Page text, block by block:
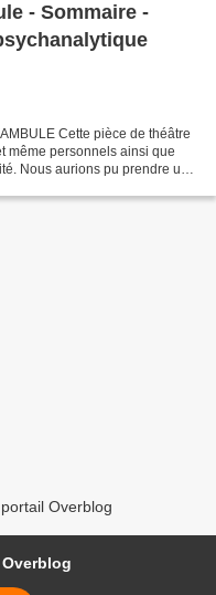
- Sommaire -
Cette pièce de théâtre
même personnels ainsi que
Nous aurions pu prendre un
Overblog